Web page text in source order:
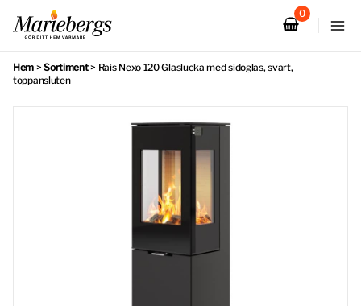
innehåll
Hem >Sortiment> Rais Nexo 120 Glaslucka med sidoglas, svart,
toppansluten